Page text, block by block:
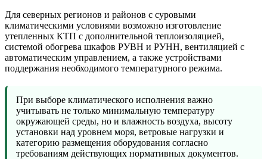
Для северных регионов и районов с суровыми
климатическими условиями возможно изготовление
утепленных КТП с дополнительной теплоизоляцией,
системой обогрева шкафов РУВН и РУНН, вентиляцией с
автоматическим управлением, а также устройствами
поддержания необходимого температурного режима.
При выборе климатического исполнения важно
учитывать не только минимальную температуру
окружающей среды, но и влажность воздуха, высоту
установки над уровнем моря, ветровые нагрузки и
категорию размещения оборудования согласно
требованиям действующих нормативных документов.